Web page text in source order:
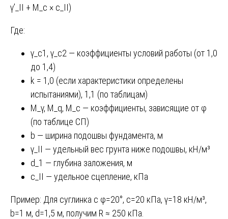
γ’_II + M_c × c_II)
Где:
γ_c1, γ_c2 — коэффициенты условий работы (от 1,0
до 1,4)
k = 1,0 (если характеристики определены
испытаниями), 1,1 (по таблицам)
M_γ, M_q, M_c — коэффициенты, зависящие от φ
(по таблице СП)
b — ширина подошвы фундамента, м
γ_II — удельный вес грунта ниже подошвы, кН/м³
d_1 — глубина заложения, м
c_II — удельное сцепление, кПа
Пример: Для суглинка с φ=20°, c=20 кПа, γ=18 кН/м³,
b=1 м, d=1,5 м, получим R ≈ 250 кПа.